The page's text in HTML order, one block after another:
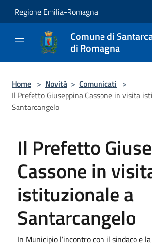
Regione Emilia-Romagna
Comune di
di Romagna
Home > Novità > Comunicati >
Il Prefetto Giuseppina Cassone in visita
Santarcangelo
Il Prefetto
Cassone in
istituzionale a
Santarcangelo
In Municipio l’incontro con il sindaco e